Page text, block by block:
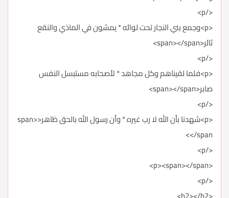
</p>
<p>وجمع بني النجار تحت لوائه * يمشون في الماذي والنقع
ثائر<span></span>
</p>
<p>فلما لقيناهم وكل مجاهد * لأصحابه مستبسل النفس
صابر<span></span>
</p>
<p>شهدنا بأن الله لا رب غيره * وأن رسول الله بالحق ظاهر<span>
</span>
</p>
<p><span></span>
</p>